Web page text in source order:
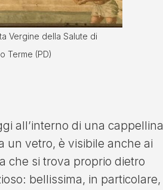
Vergine della Salute di
Terme (PD)
all’interno di una cappellina
un vetro, è visibile anche ai
che si trova proprio dietro
bellissima, in particolare,